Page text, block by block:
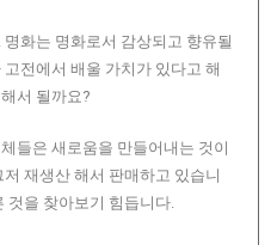
화는 명화로서 감상되고 향유될
전에서 배울 가치가 있다고 해
서 될까요?
들은 새로움을 만들어내는 것이
재생산 해서 판매하고 있습니
것을 찾아보기 힘듭니다.